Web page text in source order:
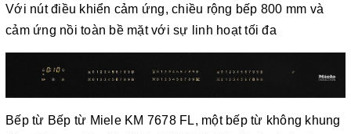
Với nút điều khiển cảm ứng, chiều rộng bếp 800 mm và
cảm ứng nồi toàn bề mặt với sự linh hoạt tối đa
Bếp từ Bếp từ Miele KM 7678 FL, một bếp từ không khung